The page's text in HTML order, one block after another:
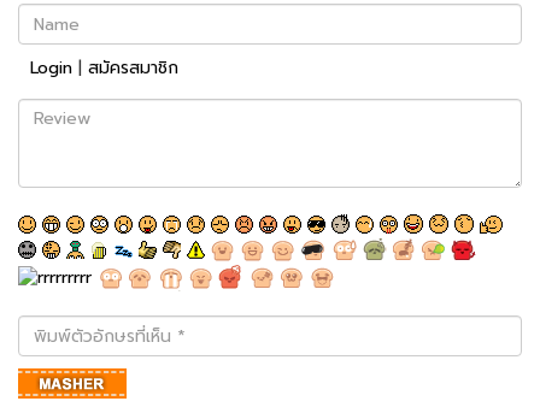
Name
Login | สมัครสมาชิก
Review
พิมพ์
ตัว
อักษร
ที่